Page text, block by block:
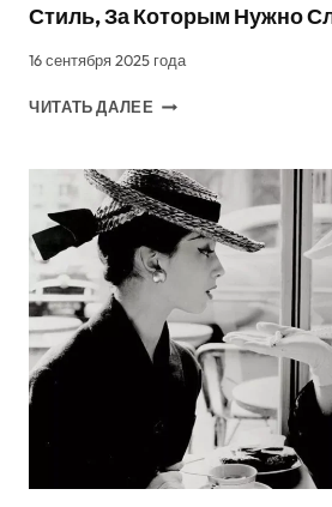
Стиль, За Которым Нужно
16 сентября 2025 года
ЧИТАТЬ ДАЛЕЕ 12
ОСЕНИ
И
ЗИМЫ
2025
ГОДА:
СТИЛЬ,
ЗА
КОТОРЫМ
НУЖНО
СЛЕДИТЬ